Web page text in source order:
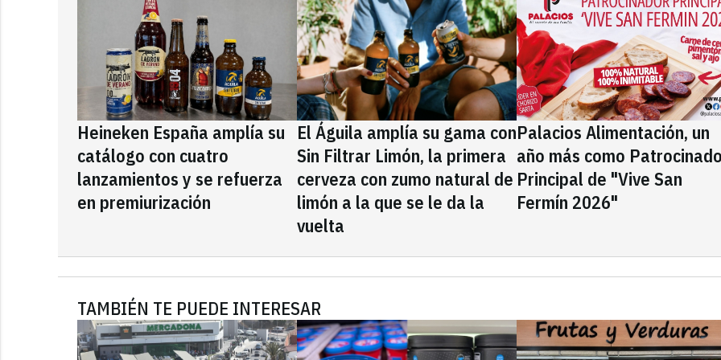
Heineken España amplía su
catálogo con cuatro
lanzamientos y se refuerza
en premiurización
El Águila amplía su gama con
Sin Filtrar Limón, la primera
cerveza con zumo natural de
limón a la que se le da la
vuelta
Palacios Alimentación, un
año más como
Principal de "Vive San
Fermín 2026"
TAMBIÉN TE PUEDE INTERESAR